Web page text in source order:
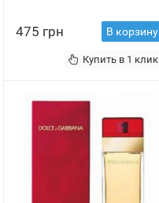
475 грн В корзину
Купить в 1 клик